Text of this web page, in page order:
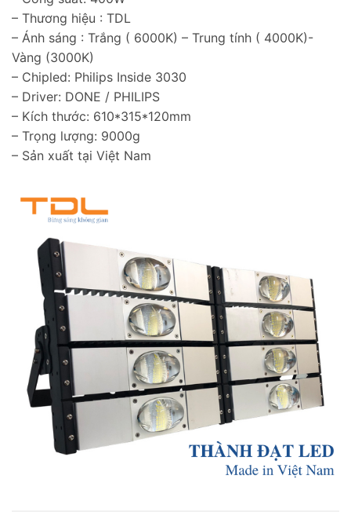
– Thương hiệu : TDL
– Ánh sáng : Trắng ( 6000K) – Trung tính ( 4000K)-
Vàng (3000K)
– Chipled: Philips Inside 3030
– Driver: DONE / PHILIPS
– Kích thước: 610*315*120mm
– Trọng lượng: 9000g
– Sản xuất tại Việt Nam